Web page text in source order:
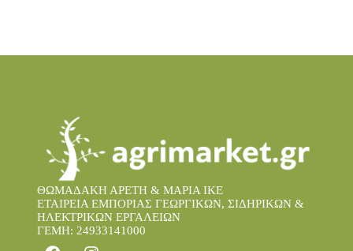
ΘΩΜΑΔΑΚΗ ΑΡΕΤΗ & ΜΑΡΙΑ IKE
ΕΤΑΙΡΕΙΑ ΕΜΠΟΡΙΑΣ ΓΕΩΡΓΙΚΩΝ, ΣΙΔΗΡΙΚΩΝ &
ΗΛΕΚΤΡΙΚΩΝ ΕΡΓΑΛΕΙΩΝ
ΓΕΜΗ: 24933141000